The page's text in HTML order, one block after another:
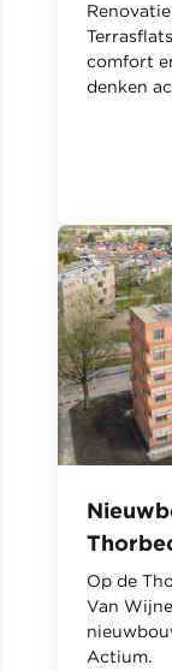
comfort
denken
Op de
Van
Actium.